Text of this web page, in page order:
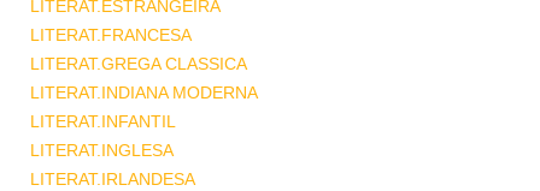
LITERAT.ESTRANGEIRA
LITERAT.FRANCESA
LITERAT.GREGA CLASSICA
LITERAT.INDIANA MODERNA
LITERAT.INFANTIL
LITERAT.INGLESA
LITERAT.IRLANDESA